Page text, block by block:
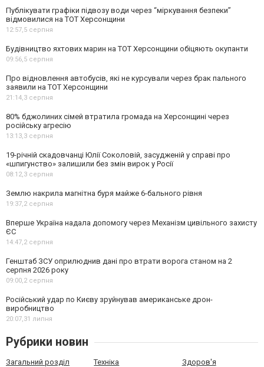
Публікувати графіки підвозу води через “міркування безпеки”
відмовилися на ТОТ Херсонщини
12:57,5 серпня
Будівництво яхтових марин на ТОТ Херсонщини обіцяють окупанти
09:56,5 серпня
Про відновлення автобусів, які не курсували через брак пального
заявили на ТОТ Херсонщини
21:14,3 серпня
80% бджолиних сімей втратила громада на Херсонщині через
російську агресію
13:13,3 серпня
19-річній скадовчанці Юлії Соколовій, засудженій у справі про
«шпигунство» залишили без змін вирок у Росії
08:12,3 серпня
Землю накрила магнітна буря майже 6-бального рівня
19:37,2 серпня
Вперше Україна надала допомогу через Механізм цивільного захисту
ЄС
14:47,2 серпня
Генштаб ЗСУ оприлюднив дані про втрати ворога станом на 2
серпня 2026 року
09:00,2 серпня
Російський удар по Києву зруйнував американське дрон-
виробництво
20:07,31 липня
Рубрики новин
Загальний розділ Техніка Здоров'я